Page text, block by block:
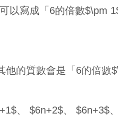
以寫成「6的倍數$\pm
的質數會是「6的倍數
、 $6n+2$、 $6n+3$